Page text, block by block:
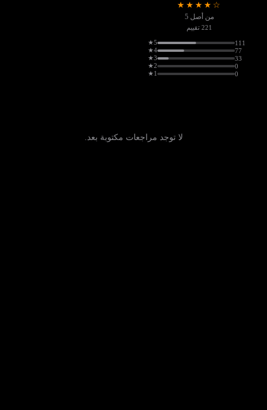
★★★★☆
من أصل 5
221 تقييم
5★
111
4★
77
3★
33
2★
0
1★
0
لا توجد مراجعات مكتوبة بعد.